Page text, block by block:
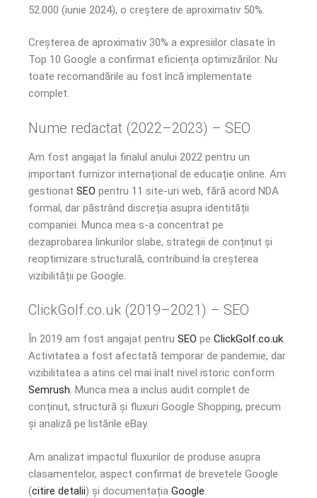
52.000 (iunie 2024), o creștere de aproximativ 50%.
Creșterea de aproximativ 30% a expresiilor clasate în
Top 10 Google a confirmat eficiența optimizărilor. Nu
toate recomandările au fost încă implementate
complet.
Nume redactat (2022–2023) – SEO
Am fost angajat la finalul anului 2022 pentru un
important furnizor internațional de educație online. Am
gestionat SEO pentru 11 site-uri web, fără acord NDA
formal, dar păstrând discreția asupra identității
companiei. Munca mea s-a concentrat pe
dezaprobarea linkurilor slabe, strategii de conținut și
reoptimizare structurală, contribuind la creșterea
vizibilității pe Google.
ClickGolf.co.uk (2019–2021) – SEO
În 2019 am fost angajat pentru SEO pe ClickGolf.co.uk.
Activitatea a fost afectată temporar de pandemie, dar
vizibilitatea a atins cel mai înalt nivel istoric conform
Semrush. Munca mea a inclus audit complet de
conținut, structură și fluxuri Google Shopping, precum
și analiză pe listările eBay.
Am analizat impactul fluxurilor de produse asupra
clasamentelor, aspect confirmat de brevetele Google
(citire detalii) și documentația Google.